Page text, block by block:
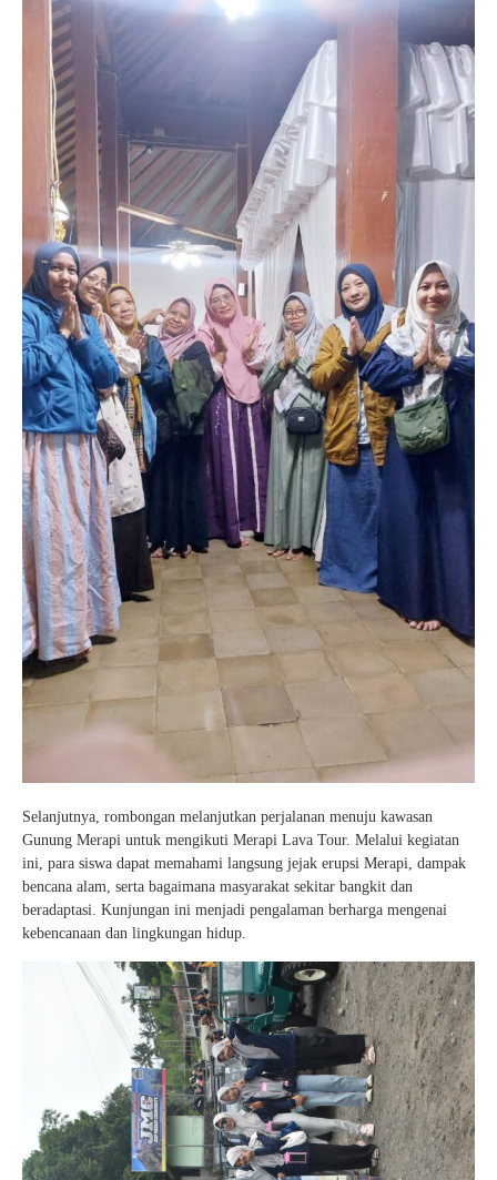
Selanjutnya, rombongan melanjutkan perjalanan menuju kawasan
Gunung Merapi untuk mengikuti Merapi Lava Tour. Melalui kegiatan
ini, para siswa dapat memahami langsung jejak erupsi Merapi, dampak
bencana alam, serta bagaimana masyarakat sekitar bangkit dan
beradaptasi. Kunjungan ini menjadi pengalaman berharga mengenai
kebencanaan dan lingkungan hidup.